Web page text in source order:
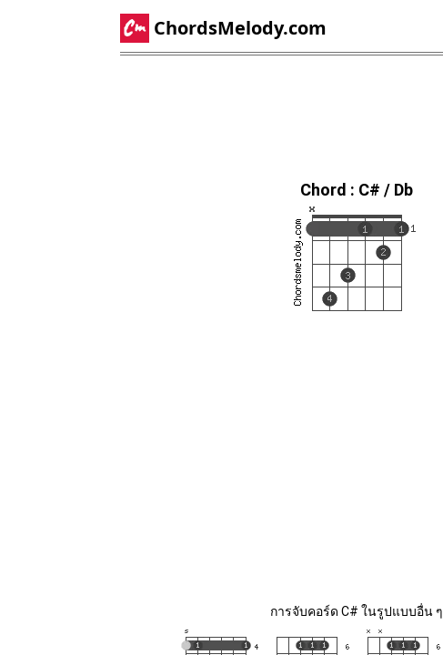
ChordsMelody.com
Chord : C# / Db
การจับคอร์ด C# ในรูปแบบอื่น ๆ